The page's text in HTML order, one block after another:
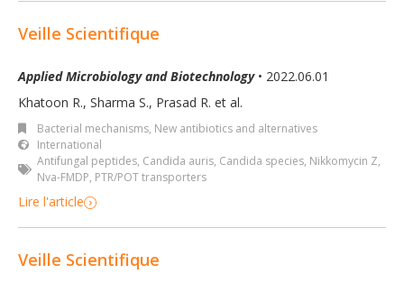
Veille Scientifique
Applied Microbiology and Biotechnology • 2022.06.01
Khatoon R., Sharma S., Prasad R. et al.
Bacterial mechanisms, New antibiotics and alternatives
International
Antifungal peptides, Candida auris, Candida species, Nikkomycin Z,
Nva-FMDP, PTR/POT transporters
Lire l'article
Veille Scientifique